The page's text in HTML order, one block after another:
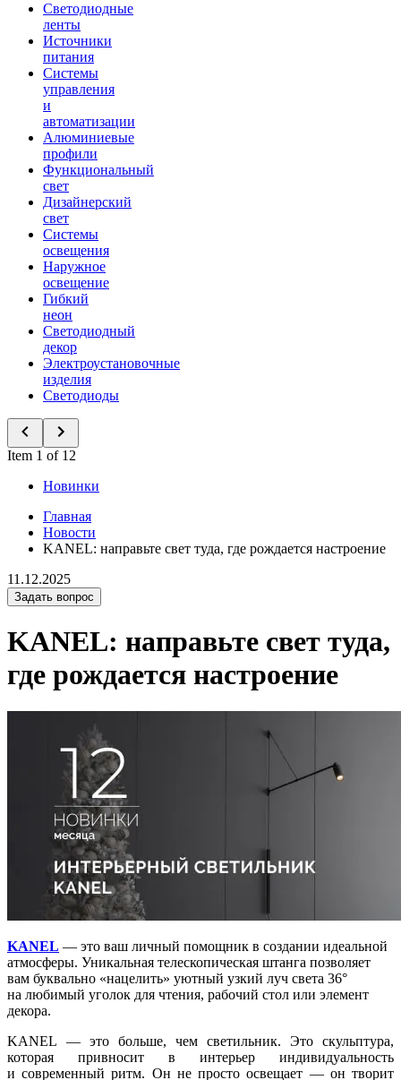
Светодиодные
ленты
Источники
питания
Системы
управления
и
автоматизации
Алюминиевые
профили
Функциональный
свет
Дизайнерский
свет
Системы
освещения
Наружное
освещение
Гибкий
неон
Светодиодный
декор
Электроустановочные
изделия
Светодиоды
Item 1 of 12
Новинки
Главная
Новости
KANEL: направьте свет туда, где рождается настроение
11.12.2025
Задать вопрос
KANEL: направьте свет туда,
где рождается настроение
KANEL — это ваш личный помощник в создании идеальной
атмосферы. Уникальная телескопическая штанга позволяет
вам буквально «нацелить» уютный узкий луч света 36°
на любимый уголок для чтения, рабочий стол или элемент
декора.
KANEL — это больше, чем светильник. Это скульптура,
которая привносит в интерьер индивидуальность
и современный ритм. Он не просто освещает — он творит